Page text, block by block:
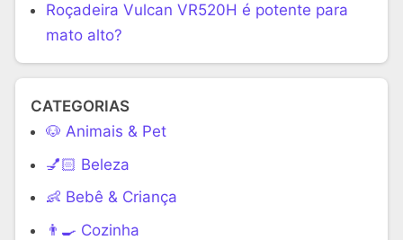
Roçadeira Vulcan VR520H é potente para
mato alto?
CATEGORIAS
🐶 Animais & Pet
💅🏻 Beleza
👶 Bebê & Criança
👨‍🍳 Cozinha